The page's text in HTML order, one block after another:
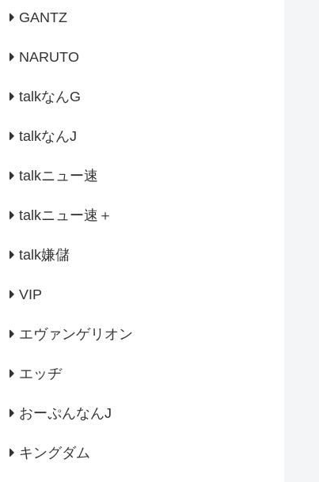
GANTZ
NARUTO
talkなんG
talkなんJ
talkニュー速
talkニュー速＋
talk嫌儲
VIP
エヴァンゲリオン
エッヂ
おーぷんなんJ
キングダム